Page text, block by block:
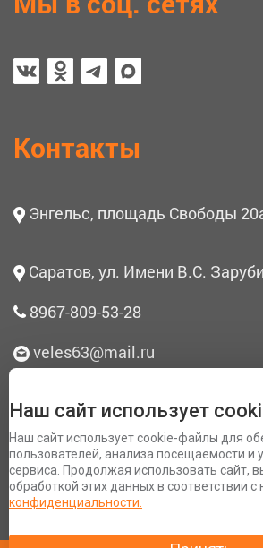
Контакты
Энгельс, площадь Свободы
Саратов, ул. Имени В.С.
8967-809-53-28
veles63@mail.ru
О нас
Согласие на обработку персональных
Политика конфиденциальности
Разработка сайта Space App
Наш сайт использует
Наш сайт использует cookie-файлы для
пользователей, анализа посещаемости и
сервиса. Продолжая использовать сайт,
обработкой этих данных в соответствии с
конфиденциальности.